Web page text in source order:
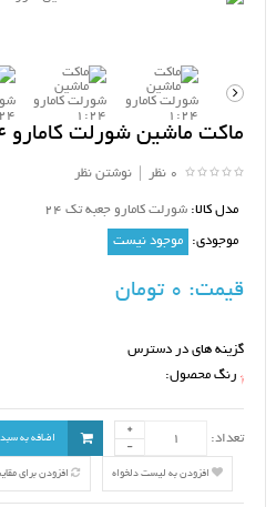
ماکت ماشین شورلت کامارو 1:24
0 نظر نوشتن نظر
مدل کالا: شورلت کامارو جعبه تک 24
موجودی: موجود نیست
قیمت:
گزینه های در دسترس
* رنگ محصول:
تعداد: اضافه به
افزودن به لیست دلخواه افزودن برای